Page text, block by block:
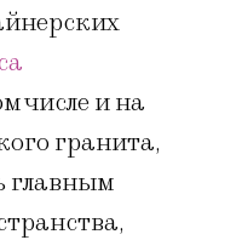
числе и на
гранита,
главным